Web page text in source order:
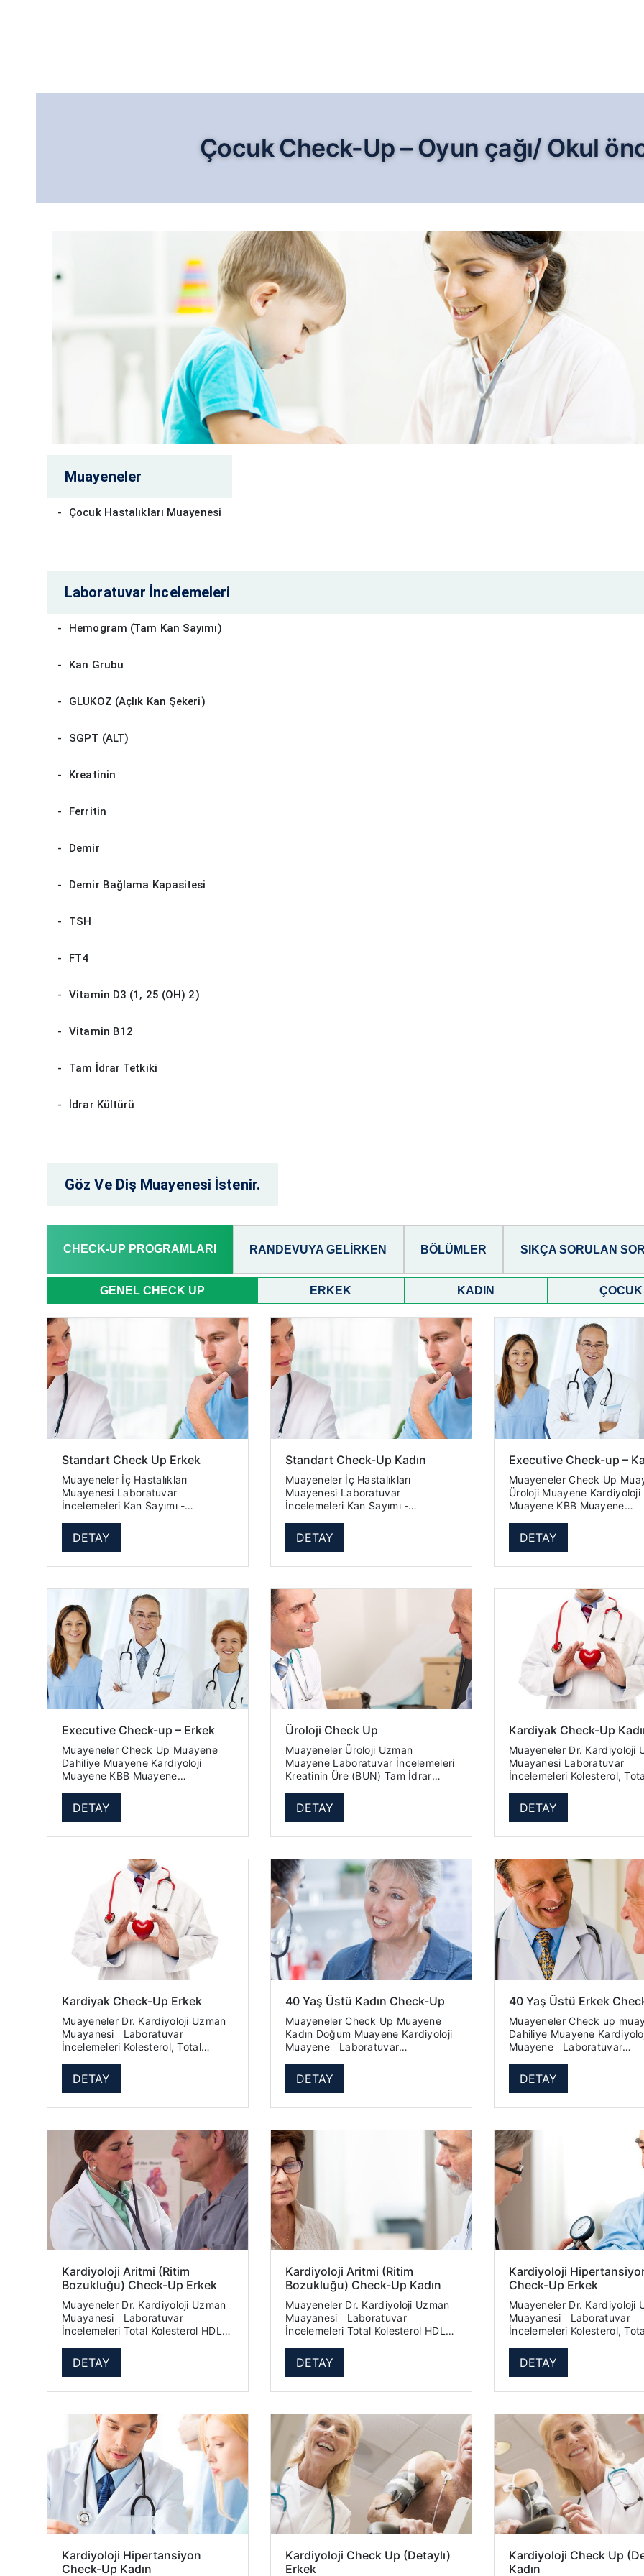
Çocuk Check-Up – Oyun çağı/ Okul
Muayeneler
Çocuk Hastalıkları Muayenesi
Laboratuvar İncelemeleri
Hemogram (Tam Kan Sayımı)
Kan Grubu
GLUKOZ (Açlık Kan Şekeri)
SGPT (ALT)
Kreatinin
Ferritin
Demir
Demir Bağlama Kapasitesi
TSH
FT4
Vitamin D3 (1, 25 (OH) 2)
Vitamin B12
Tam İdrar Tetkiki
İdrar Kültürü
Göz Ve Diş Muayenesi İstenir.
CHECK-UP PROGRAMLARI RANDEVUYA GELIRKEN BÖLÜMLER SIKÇA SORULAN
GENEL CHECK UP ERKEK KADIN ÇOCUK
Standart Check Up Erkek
Muayeneler İç Hastalıkları
Muayenesi Laboratuvar
İncelemeleri Kan Sayımı -
Sedimantasyon (ESR) Üre Kreatinin
Ürik Asit Glukoz (Açlık Kan Ş...
DETAY
Standart Check-Up Kadın
Muayeneler İç Hastalıkları
Muayenesi Laboratuvar
İncelemeleri Kan Sayımı -
Sedimantasyon (ESR) Üre Kreatinin
Ürik Asit Glukoz (Açlık Kan Ş...
DETAY
Executive Check-up –
Muayeneler Check Up Muayene
Üroloji Muayene Kardiyoloji
Muayene KBB Muayene
Hemogram (Tam Kan
DETAY
Executive Check-up – Erkek
Muayeneler Check Up Muayene
Dahiliye Muayene Kardiyoloji
Muayene KBB Muayene
Hemogram (Tam Kan Sayımı)
DETAY
Üroloji Check Up
Muayeneler Üroloji Uzman
Muayene Laboratuvar İncelemeleri
Kreatinin Üre (BUN) Tam İdrar
DETAY
Kardiyak Check-Up
Muayeneler Dr. Kardiyoloji Uzman
Muayanesi Laboratuvar
İncelemeleri Kolesterol, Total
Trigliserid Kan Sayımı - Hemogram
18 Parametr...
DETAY
Kardiyak Check-Up Erkek
Muayeneler Dr. Kardiyoloji Uzman
Muayanesi Laboratuvar
İncelemeleri Kolesterol, Total
Trigliserid Kan Sayımı - Hemogram
18 ...
DETAY
40 Yaş Üstü Kadın Check-Up
Muayeneler Check Up Muayene
Kadın Doğum Muayene Kardiyoloji
Muayene Laboratuvar
Sayımı) Üre Kreatinin Ürik Asit
Glukoz...
DETAY
40 Yaş Üstü Erkek
Muayeneler Check up muayene
Dahiliye Muayene Kardiyoloji
Muayene Laboratuvar
Sayımı) Üre Kreatinin Ürik Asit
Glukoz (A...
DETAY
Kardiyoloji Aritmi (Ritim
Bozukluğu) Check-Up Erkek
Muayeneler Dr. Kardiyoloji Uzman
Muayanesi Laboratuvar
İncelemeleri Total Kolesterol HDL
DETAY
Kardiyoloji Aritmi (Ritim
Bozukluğu) Check-Up Kadın
Muayeneler Dr. Kardiyoloji Uzman
Muayanesi Laboratuvar
İncelemeleri Total Kolesterol HDL
DETAY
Kardiyoloji
Check-Up Erkek
Muayeneler Dr. Kardiyoloji Uzman
Muayanesi Laboratuvar
İncelemeleri Kolesterol, Total
Trigliserid Homosistein Kan Sayımı
DETAY
Kardiyoloji Hipertansiyon
Check-Up Kadın
Kardiyoloji Check Up (Detaylı)
Erkek
Kardiyoloji Check Up
Kadın